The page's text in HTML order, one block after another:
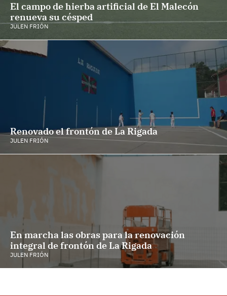
El campo de hierba artificial de El Malecón
renueva su césped
JULEN FRIÓN
Renovado el frontón de La Rigada
JULEN FRIÓN
En marcha las obras para la renovación
integral de frontón de La Rigada
JULEN FRIÓN